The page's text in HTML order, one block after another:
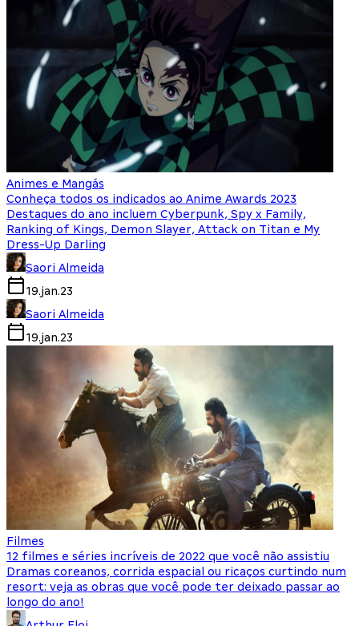
Animes e Mangás
Conheça todos os indicados ao Anime Awards 2023
Destaques do ano incluem Cyberpunk, Spy x Family,
Ranking of Kings, Demon Slayer, Attack on Titan e My
Dress-Up Darling
Saori Almeida
19.jan.23
Saori Almeida
19.jan.23
Filmes
12 filmes e séries incríveis de 2022 que você não assistiu
Dramas coreanos, corrida espacial ou ricaços curtindo num
resort: veja as obras que você pode ter deixado passar ao
longo do ano!